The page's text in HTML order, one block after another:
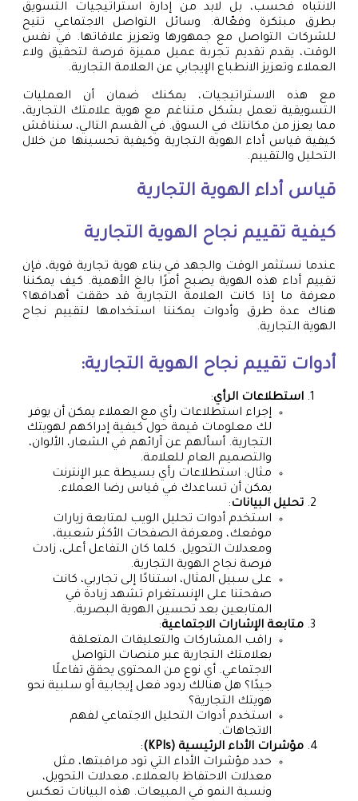
الانتباه فحسب، بل لابد من إدارة استراتيجيات التسويق
بطرق مبتكرة وفعّالة. وسائل التواصل الاجتماعي تتيح
للشركات التواصل مع جمهورها وتعزيز علاقاتها. في نفس
الوقت، يقدم تقديم تجربة عميل مميزة فرصة لتحقيق ولاء
العملاء وتعزيز الانطباع الإيجابي عن العلامة التجارية.
مع هذه الاستراتيجيات، يمكنك ضمان أن العمليات
التسويقية تعمل بشكل متناغم مع هوية علامتك التجارية،
مما يعزز من مكانتك في السوق. في القسم التالي، سنناقش
كيفية قياس أداء الهوية التجارية وكيفية تحسينها من خلال
التحليل والتقييم.
قياس أداء الهوية التجارية
كيفية تقييم نجاح الهوية التجارية
عندما نستثمر الوقت والجهد في بناء هوية تجارية قوية، فإن
تقييم أداء هذه الهوية يصبح أمرًا بالغ الأهمية. كيف يمكننا
معرفة ما إذا كانت العلامة التجارية قد حققت أهدافها؟
هناك عدة طرق وأدوات يمكننا استخدامها لتقييم نجاح
الهوية التجارية.
أدوات تقييم نجاح الهوية التجارية:
استطلاعات الرأي:
إجراء استطلاعات رأي مع العملاء يمكن أن يوفر
لك معلومات قيمة حول كيفية إدراكهم لهويتك
التجارية. أسألهم عن آرائهم في الشعار، الألوان،
والتصميم العام للعلامة.
مثال: استطلاعات رأي بسيطة عبر الإنترنت
يمكن أن تساعدك في قياس رضا العملاء.
تحليل البيانات:
استخدم أدوات تحليل الويب لمتابعة زيارات
موقعك، ومعرفة الصفحات الأكثر شعبية،
ومعدلات التحويل. كلما كان التفاعل أعلى، زادت
فرصة نجاح الهوية التجارية.
على سبيل المثال، استنادًا إلى تجاربي، كانت
صفحتنا على الإنستغرام تشهد زيادة في
المتابعين بعد تحسين الهوية البصرية.
متابعة الإشارات الاجتماعية:
راقب المشاركات والتعليقات المتعلقة
بعلامتك التجارية عبر منصات التواصل
الاجتماعي. أي نوع من المحتوى يحقق تفاعلًا
جيدًا؟ هل هنالك ردود فعل إيجابية أو سلبية نحو
هويتك التجارية؟
استخدم أدوات التحليل الاجتماعي لفهم
الاتجاهات.
مؤشرات الأداء الرئيسية (KPIs)
:
حدد مؤشرات الأداء التي تود مراقبتها، مثل
معدلات الاحتفاظ بالعملاء، معدلات التحويل،
ونسبة النمو في المبيعات. هذه البيانات تعكس